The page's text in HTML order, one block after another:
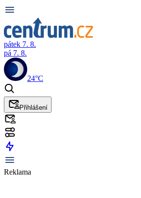
pátek 7. 8.
pá 7. 8.
24°C
Přihlášení
Reklama